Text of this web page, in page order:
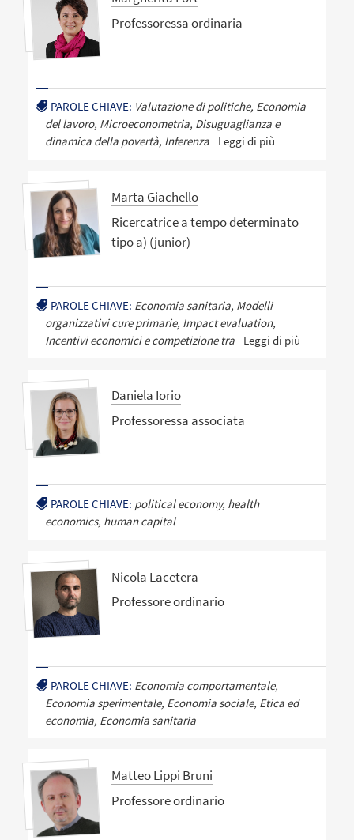
Professoressa ordinaria
PAROLE CHIAVE: Valutazione di politiche, Economia
del lavoro, Microeconometria, Disuguaglianza e
dinamica della povertà, Inferenza
Leggi di più
Marta Giachello
Ricercatrice a tempo determinato
tipo a) (junior)
PAROLE CHIAVE: Economia sanitaria, Modelli
organizzativi cure primarie, Impact evaluation,
Incentivi economici e competizione tra
Leggi di più
Daniela Iorio
Professoressa associata
PAROLE CHIAVE: political economy, health
economics, human capital
Nicola Lacetera
Professore ordinario
PAROLE CHIAVE: Economia comportamentale,
Economia sperimentale, Economia sociale, Etica ed
economia, Economia sanitaria
Matteo Lippi Bruni
Professore ordinario